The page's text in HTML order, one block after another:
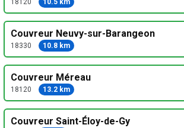
18120 10.5 km
Couvreur Neuvy-sur-Barangeon
18330 10.8 km
Couvreur Méreau
18120 13.2 km
Couvreur Saint-Éloy-de-Gy